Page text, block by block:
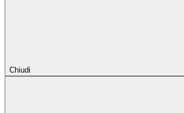
Chiudi